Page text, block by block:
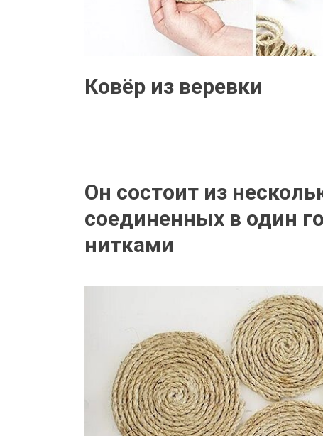
Ковёр из веревки
Он состоит из
соединенных в один
нитками